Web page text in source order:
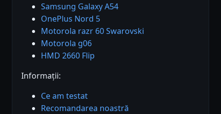
Samsung Galaxy A54
OnePlus Nord 5
Motorola razr 60 Swarovski
Motorola g06
HMD 2660 Flip
Informații:
Ce am testat
Recomandarea noastră